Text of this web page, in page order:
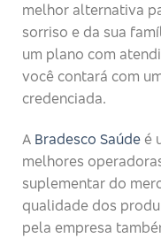
melhor alternativa
sorriso e da sua
um plano com
você contará com
credenciada.
A Bradesco Saúde é
melhores
suplementar do
qualidade dos
pela empresa